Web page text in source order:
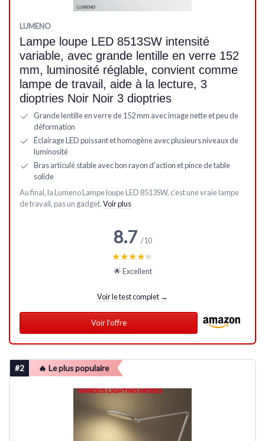
LUMENO
Lampe loupe LED 8513SW intensité
variable, avec grande lentille en verre 152
mm, luminosité réglable, convient comme
lampe de travail, aide à la lecture, 3
dioptries Noir Noir 3 dioptries
Grande lentille en verre de 152 mm avec image nette et peu de
déformation
Éclairage LED puissant et homogène avec plusieurs niveaux de
luminosité
Bras articulé stable avec bon rayon d’action et pince de table
solide
Au final, la Lumeno Lampe loupe LED 8513SW, c’est une vraie lampe
de travail, pas un gadget.Voir plus
8.7 /10
★★★★★
★★★★★
🌟 Excellent
Voir le test complet →
Voir l'offre
#2 🔥 Le plus populaire